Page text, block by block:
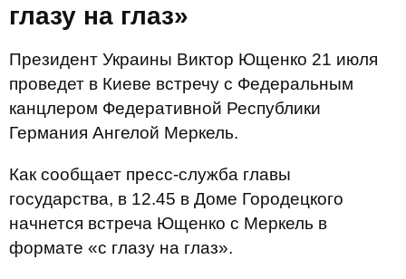
глазу на глаз»
Президент Украины Виктор Ющенко 21 июля
проведет в Киеве встречу с Федеральным
канцлером Федеративной Республики
Германия Ангелой Меркель.
Как сообщает пресс-служба главы
государства, в 12.45 в Доме Городецкого
начнется встреча Ющенко с Меркель в
формате «с глазу на глаз».